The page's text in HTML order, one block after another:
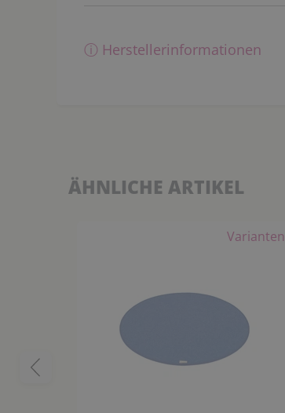
ⓘ Herstellerinformationen
ÄHNLICHE ARTIKEL
Varianten